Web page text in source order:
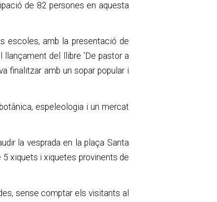
de 82 persones en aquesta
escoles, amb la presentació de
llançament del llibre 'De pastor a
finalitzar amb un sopar popular i
espeleologia i un mercat
la vesprada en la plaça Santa
5 xiquets i xiquetes provinents de
sense comptar els visitants al